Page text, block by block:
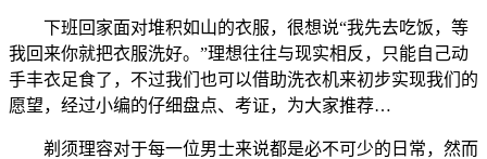
下班回家面对堆积如山的衣服，很想说“我先去吃饭，等
我回来你就把衣服洗好。”理想往往与现实相反，只能自己动
手丰衣足食了，不过我们也可以借助洗衣机来初步实现我们的
愿望，经过小编的仔细盘点、考证，为大家推荐…
剃须理容对于每一位男士来说都是必不可少的日常，然而